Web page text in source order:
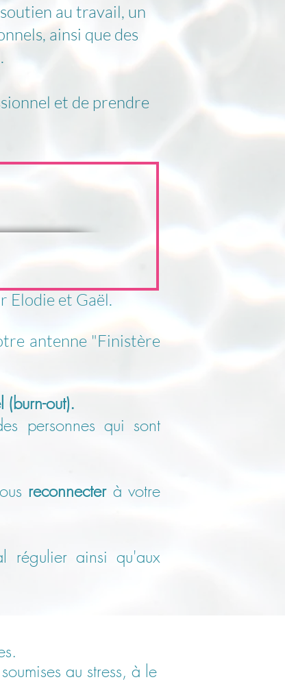
au travail, un
ainsi que des
et de prendre
Elodie et Gaël.
antenne "Finistère
(burn-out).
personnes qui sont
reconnecterà votre
régulier ainsi qu'aux
au stress, à le